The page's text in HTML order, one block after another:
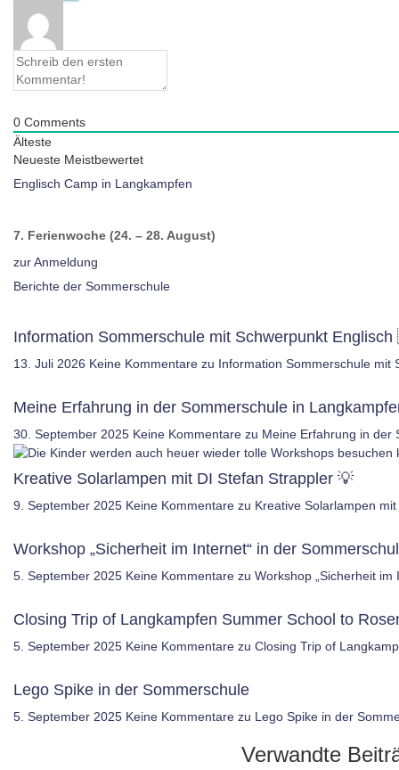
0 Comments
Älteste
Neueste Meistbewertet
Englisch Camp in Langkampfen
7. Ferienwoche (24. – 28. August)
zur Anmeldung
Berichte der Sommerschule
Information Sommerschule mit Schwerpunkt
13. Juli 2026 Keine Kommentare zu Information Sommerschule
Meine Erfahrung in der Sommerschule in
30. September 2025 Keine Kommentare zu Meine Erfahrung in der
Kreative Solarlampen mit DI Stefan Strappler 💡
9. September 2025 Keine Kommentare zu Kreative Solarlampen
Workshop „Sicherheit im Internet“ in der
5. September 2025 Keine Kommentare zu Workshop „Sicherheit
Closing Trip of Langkampfen Summer School to
5. September 2025 Keine Kommentare zu Closing Trip of
Lego Spike in der Sommerschule
5. September 2025 Keine Kommentare zu Lego Spike in der
Verwandte